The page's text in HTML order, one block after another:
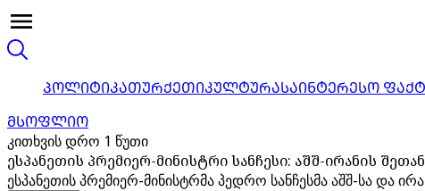
ᲞᲝᲚᲘᲢᲘᲙᲐᲗᲣᲠᲥᲔᲗᲘᲙᲣᲚᲢᲣᲠᲐᲡᲐᲘᲜᲢᲔᲠᲔᲡᲝ
ᲛᲡᲝᲤᲚᲘᲝ
კითხვის დრო 1 წუთი
ესპანეთის პრემიერ-მინისტრი სანჩესი: აშშ-ირანის
ესპანეთის პრემიერ-მინისტრმა პედრო სანჩესმა აშშ-სა და